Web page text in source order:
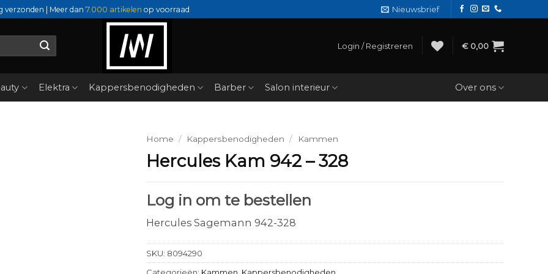
verzonden | Meer dan 7.000 artikelen op voorraad Nieuwsbrief
Login / Registreren € 0,00
Elektra Kappersbenodigheden Barber Salon interieur Over ons
Home / Kappersbenodigheden / Kammen
Hercules Kam 942 – 328
Log in om te bestellen
Hercules Sagemann 942-328
SKU: 8094290